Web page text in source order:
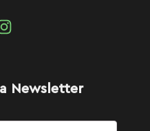
Newsletter